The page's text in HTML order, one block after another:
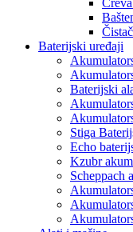
Baterijski uređaji
Baterijski
Stiga
Echo
Kzubr
Scheppach